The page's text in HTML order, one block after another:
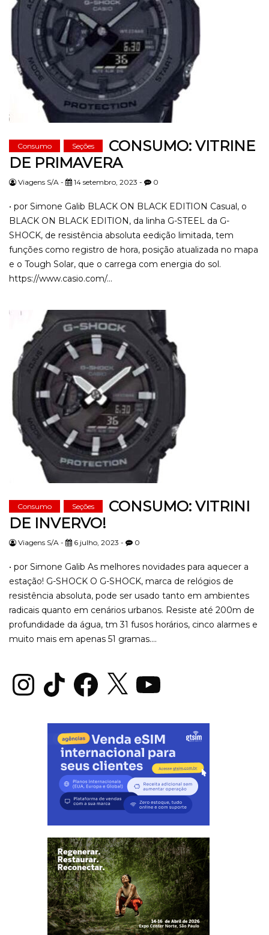
Consumo Seções
CONSUMO: VITRINE
DE PRIMAVERA
Viagens S/A - 14 setembro, 2023 - 0
• por Simone Galib BLACK ON BLACK EDITION Casual, o
BLACK ON BLACK EDITION, da linha G-STEEL da G-
SHOCK, de resistência absoluta eedição limitada, tem
funções como registro de hora, posição atualizada no mapa
e o Tough Solar, que o carrega com energia do sol.
https://www.casio.com/...
Consumo Seções
CONSUMO: VITRINI
DE INVERVO!
Viagens S/A - 6 julho, 2023 - 0
• por Simone Galib As melhores novidades para aquecer a
estação! G-SHOCK O G-SHOCK, marca de relógios de
resistência absoluta, pode ser usado tanto em ambientes
radicais quanto em cenários urbanos. Resiste até 200m de
profundidade da água, tm 31 fusos horários, cinco alarmes e
muito mais em apenas 51 gramas....
InstagramTikTok Facebook
X YouTube